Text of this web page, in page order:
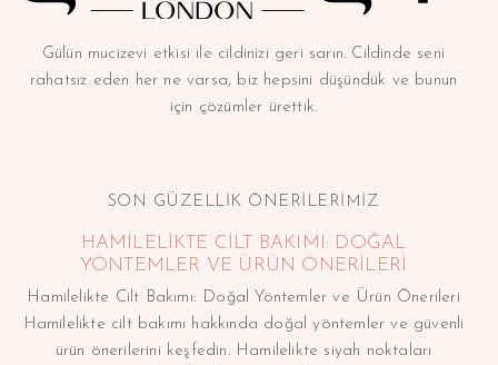
Gülün mucizevi etkisi ile cildinizi geri sarın. Cildinde seni
rahatsız eden her ne varsa, biz hepsini düşündük ve bunun
için çözümler ürettik.
SON GÜZELLİK ÖNERİLERİMİZ
HAMILELIKTE CILT BAKIMI: DOĞAL
YÖNTEMLER VE ÜRÜN ÖNERILERI
Hamilelikte Cilt Bakımı: Doğal Yöntemler ve Ürün Önerileri
Hamilelikte cilt bakımı hakkında doğal yöntemler ve güvenli
ürün önerilerini keşfedin. Hamilelikte siyah noktaları